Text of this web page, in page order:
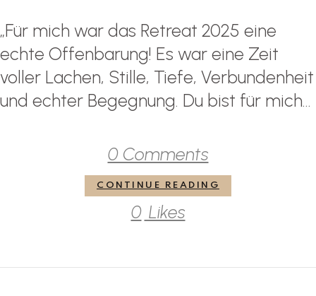
„Für mich war das Retreat 2025 eine
echte Offenbarung! Es war eine Zeit
voller Lachen, Stille, Tiefe, Verbundenheit
und echter Begegnung. Du bist für mich...
0 Comments
CONTINUE READING
0 Likes